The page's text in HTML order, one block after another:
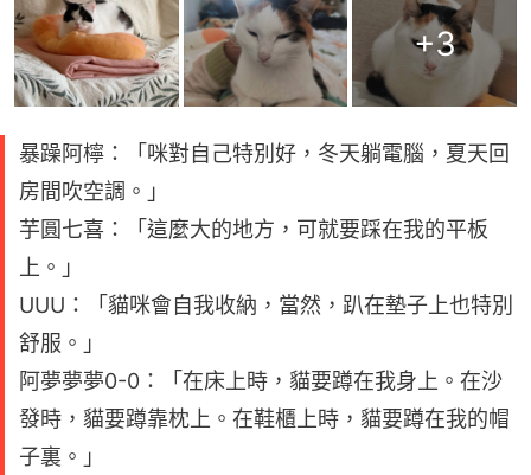
+3
暴躁阿檸：「咪對自己特別好，冬天躺電腦，夏天回
房間吹空調。」
芋圓七喜：「這麼大的地方，可就要踩在我的平板
上。」
UUU：「貓咪會自我收納，當然，趴在墊子上也特別
舒服。」
阿夢夢夢0-0：「在床上時，貓要蹲在我身上。在沙
發時，貓要蹲靠枕上。在鞋櫃上時，貓要蹲在我的帽
子裏。」